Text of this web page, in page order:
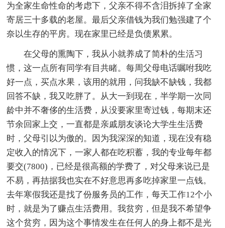
为全家生命性命的考虑下，父亲不得不含泪拆掉了全家
寄居三十多载的老屋。最后父亲借钱为我们勉强建了个
奈以生存的平房。现在家里已经是负债累累。
在父母的熏陶下，我从小就养成了简朴的生活习
惯，这一点所有同学有目共睹。每周父母电话嘱咐我吃
好一点，买点水果，该用的就用，问我缺不缺钱，我都
回答不缺，我又吃胖了。从大一到现在，半学期一次同
龄中并不奢侈的生活费，从没要家里寄过钱，每期末还
节余回家上交，一直都是亲戚朋友谈论大学生生活费
时，父母引以为傲的。因为我深深的知道，现在没有稳
定收入的情况下，一家人都在吃积蓄，我的专业每年都
要交(7800)，已经是很高额的学费了，对父母来说已是
不易，再拮据我也实在不好意思再多吃掉家里一点钱。
去年寒假我还是找了份服务员的工作，每天工作12个小
时，就是为了赚点生活费用。我贫穷，但是我不希望争
这个贫穷，因为这个事情发生在任何人的身上都不是光